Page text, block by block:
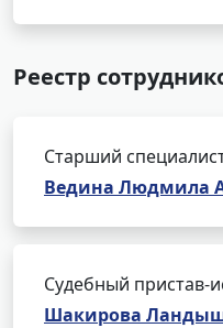
Реестр
Старший
Ведина Людмила
Судебный пристав-
Шакирова